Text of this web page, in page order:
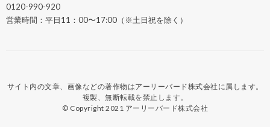
0120-990-920
営業時間：平日11：00〜17:00（※土日祝を除く）
サイト内の文章、画像などの著作物はアーリーバード株式会社に属します。
複製、無断転載を禁止します。
© Copyright 2021 アーリーバード株式会社